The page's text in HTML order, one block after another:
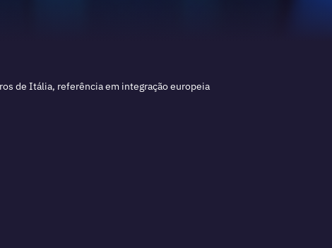
de Itália, referência em integração europeia